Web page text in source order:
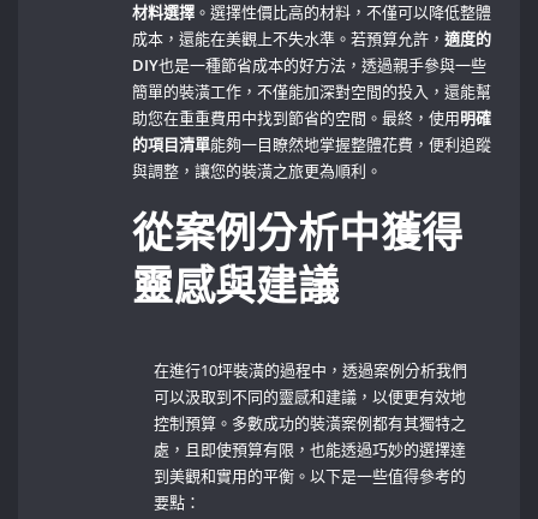
材料選擇 。選擇性價比高的材料，不僅可以降低整體
成本，還能在美觀上不失水準。若預算允許，適度的
DIY也是一種節省成本的好方法，透過親手參與一些
簡單的裝潢工作，不僅能加深對空間的投入，還能幫
助您在重重費用中找到節省的空間。最終，使用明確
的項目清單能夠一目瞭然地掌握整體花費，便利追蹤
與調整，讓您的裝潢之旅更為順利。
從案例分析中獲得
靈感與建議
在進行10坪裝潢的過程中，透過案例分析我們
可以汲取到不同的靈感和建議，以便更有效地
控制預算。多數成功的裝潢案例都有其獨特之
處，且即使預算有限，也能透過巧妙的選擇達
到美觀和實用的平衡。以下是一些值得參考的
要點：